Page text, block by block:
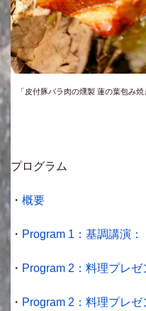
「皮付豚バラ肉の燻製 蓮の葉包み焼
プログラム
・ 概要
・ Program 1：基調講演：
・ Program 2：料理プレ
・ Program 2：料理プレ